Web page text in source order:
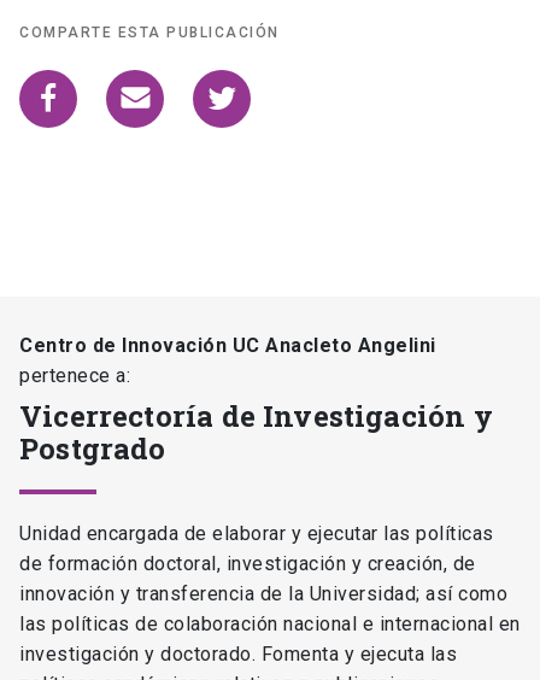
COMPARTE ESTA PUBLICACIÓN
Centro de Innovación UC Anacleto Angelini
pertenece a:
Vicerrectoría de Investigación y
Postgrado
Unidad encargada de elaborar y ejecutar las políticas
de formación doctoral, investigación y creación, de
innovación y transferencia de la Universidad; así como
las políticas de colaboración nacional e internacional en
investigación y doctorado. Fomenta y ejecuta las